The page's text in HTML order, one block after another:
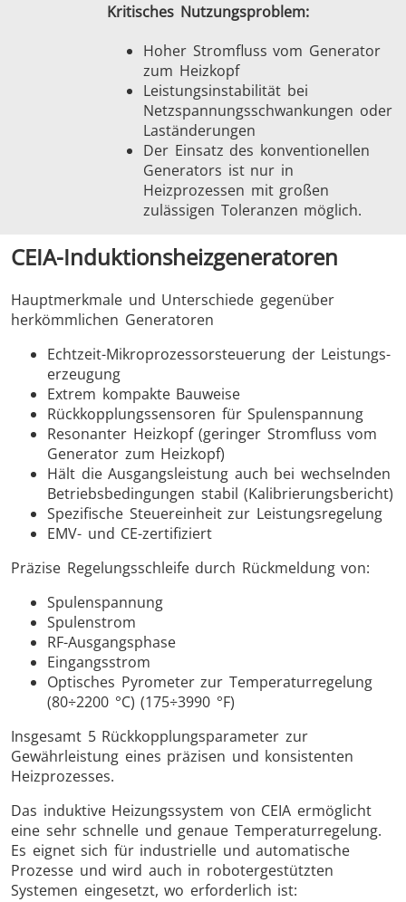
Kritisches Nutzungsproblem:
Hoher Stromfluss vom Generator
zum Heizkopf
Leistungsinstabilität bei
Netzspannungsschwankungen oder
Laständerungen
Der Einsatz des konventionellen
Generators ist nur in
Heizprozessen mit großen
zulässigen Toleranzen möglich.
CEIA-Induktionsheizgeneratoren
Hauptmerkmale und Unterschiede gegenüber
herkömmlichen Generatoren
Echtzeit-Mikroprozessorsteuerung der Leistungs­
erzeugung
Extrem kompakte Bauweise
Rückkopplungssensoren für Spulenspannung
Resonanter Heizkopf (geringer Stromfluss vom
Generator zum Heizkopf)
Hält die Ausgangsleistung auch bei wechselnden
Betriebsbedingungen stabil (Kalibrierungsbericht)
Spezifische Steuereinheit zur Leistungsregelung
EMV- und CE-zertifiziert
Präzise Regelungsschleife durch Rückmeldung von:
Spulenspannung
Spulenstrom
RF-Ausgangsphase
Eingangsstrom
Optisches Pyrometer zur Temperaturregelung
(80÷2200 °C) (175÷3990 °F)
Insgesamt 5 Rückkopplungsparameter zur
Gewährleistung eines präzisen und konsistenten
Heizprozesses.
Das induktive Heizungssystem von CEIA ermöglicht
eine sehr schnelle und genaue Temperaturregelung.
Es eignet sich für industrielle und automatische
Prozesse und wird auch in robotergestützten
Systemen eingesetzt, wo erforderlich ist: